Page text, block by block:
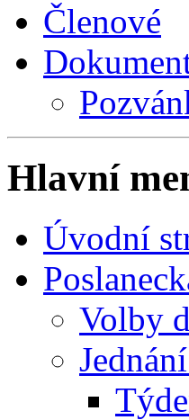
Členové
Hlavní
Úvodní
Volby